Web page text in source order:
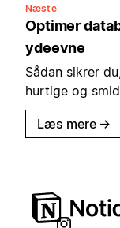
Næste
Optimer
ydeevne
Sådan sikrer
hurtige og
Læs mere →